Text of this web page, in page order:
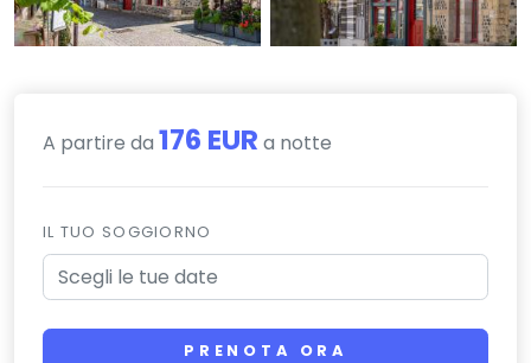
A partire da 176 EUR a notte
IL TUO SOGGIORNO
PRENOTA ORA